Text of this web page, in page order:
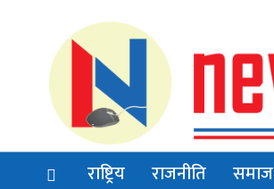
राष्ट्रिय राजनीति समाज